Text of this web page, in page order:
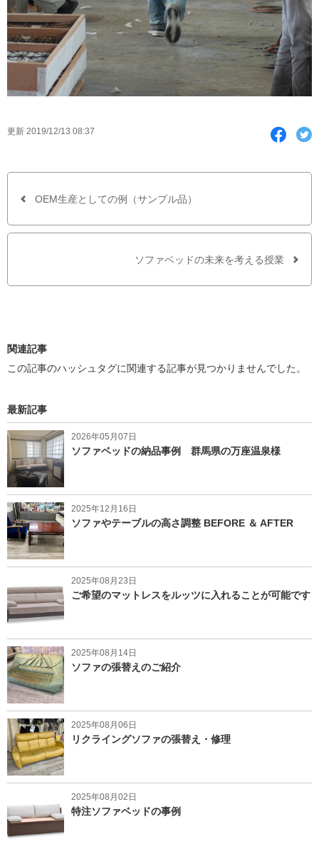
更新 2019/12/13 08:37
F
a
b
シ
ア
す
T
w
t
OEM生産としての例（サンプル品）
ソファベッドの未来を考える授業
関連記事
この記事のハッシュタグに関連する記事が見つかりませんでした。
最新記事
2026年05月07日
ソファベッドの納品事例 群馬県の万座温泉様
2025年12月16日
ソファやテーブルの高さ調整 BEFORE ＆ AFTER
2025年08月23日
ご希望のマットレスをルッツに入れることが可能です
2025年08月14日
ソファの張替えのご紹介
2025年08月06日
リクライングソファの張替え・修理
2025年08月02日
特注ソファベッドの事例